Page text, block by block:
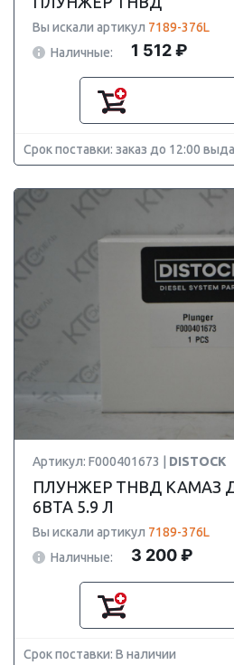
Вы искали артикул 7189-376L
Наличные:
1 512 ₽
Срок поставки: заказ до 12:00
Артикул: F000401673 | DISTOCK
ПЛУНЖЕР ТНВД KAMAЗ
6BTA 5.9 Л
Вы искали артикул 7189-376L
Наличные:
3 200 ₽
Срок поставки: В наличии